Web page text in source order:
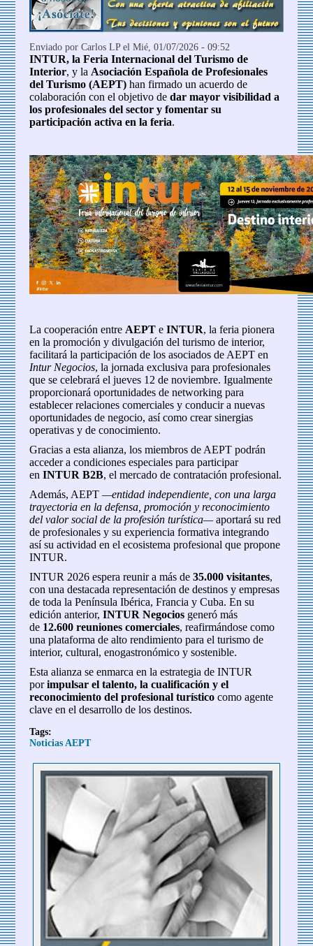
Enviado porCarlos LPel Mié, 01/07/2026 - 09:52
INTUR, la Feria Internacional del Turismo de
Interior, y la Asociación Española de Profesionales
del Turismo (AEPT) han firmado un acuerdo de
colaboración con el objetivo dedar mayor visibilidad a
los profesionales del sector y fomentar su
participación activa en la feria.
La cooperación entre AEPTeINTUR, la feria pionera
en la promoción y divulgación del turismo de interior,
facilitará la participación de los asociados de AEPT en
Intur Negocios, la jornada exclusiva para profesionales
que se celebrará el jueves 12 de noviembre. Igualmente
proporcionará oportunidades de networking para
establecer relaciones comerciales y conducir a nuevas
oportunidades de negocio, así como crear sinergias
operativas y de conocimiento.
Gracias a esta alianza, los miembros de AEPT podrán
acceder a condiciones especiales para participar
enINTUR B2B, el mercado de contratación profesional.
Además, AEPT—entidad independiente, con una larga
trayectoria en la defensa, promoción y reconocimiento
del valor social de la profesión turística—aportará su red
de profesionales y su experiencia formativa integrando
así su actividad en el ecosistema profesional que propone
INTUR.
INTUR 2026 espera reunir a más de35.000 visitantes,
con una destacada representación de destinos y empresas
de toda la Península Ibérica, Francia y Cuba. En su
edición anterior,INTUR Negocios generó más
de 12.600 reuniones comerciales, reafirmándose como
una plataforma de alto rendimiento para el turismo de
interior, cultural, enogastronómico y sostenible.
Esta alianza se enmarca en la estrategia de INTUR
porimpulsar el talento, la cualificación y el
reconocimiento del profesional turístico como agente
clave en el desarrollo de los destinos.
Tags:
Noticias AEPT